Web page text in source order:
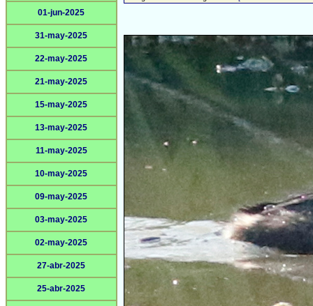
01-jun-2025
31-may-2025
22-may-2025
21-may-2025
15-may-2025
13-may-2025
11-may-2025
10-may-2025
09-may-2025
03-may-2025
02-may-2025
27-abr-2025
25-abr-2025